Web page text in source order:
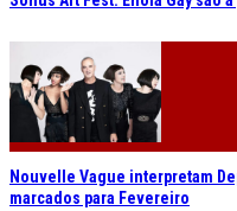
Nouvelle Vague interpretam
marcados para Fevereiro